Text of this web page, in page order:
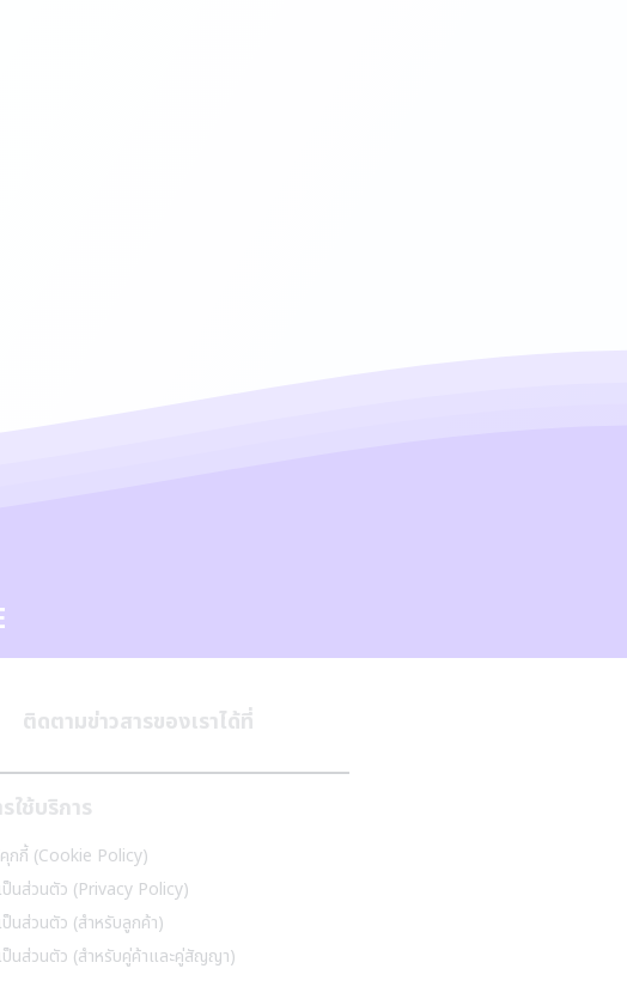
ติดตามข่าวสารของเราได้ที่
ใช้บริการ
คุกกี้ (Cookie Policy)
ป็นส่วนตัว (Privacy Policy)
ป็นส่วนตัว (สำหรับลูกค้า)
ป็นส่วนตัว (สำหรับคู่ค้าและคู่สัญญา)
เกี่ยวกับเรา
ประวัติความเป็นมาของสิริเวช
วิสัยทัศน์ และพันธกิจ
บริการสำหรับลูกค้า
แพ็คเกจและโปรโมชั่น
บริการห้องพัก และสิ่งอำนวยความสะดวก
บริการตัวแทนประกัน
แพทย์ของเรา
ค้นหาแพทย์